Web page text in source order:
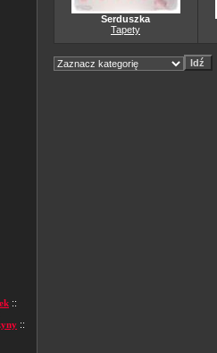
::
::
Serduszka
Tapety